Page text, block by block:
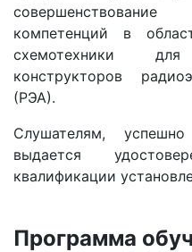
компетенций в
схемотехники
конструкторов
(РЭА).
Слушателям,
выдается
квалификации
Программа